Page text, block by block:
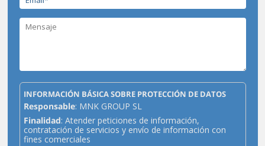
INFORMACIÓN BÁSICA SOBRE PROTECCIÓN DE DATOS
Responsable: MNK GROUP SL
Finalidad: Atender peticiones de información,
contratación de servicios y envío de información con
fines comerciales